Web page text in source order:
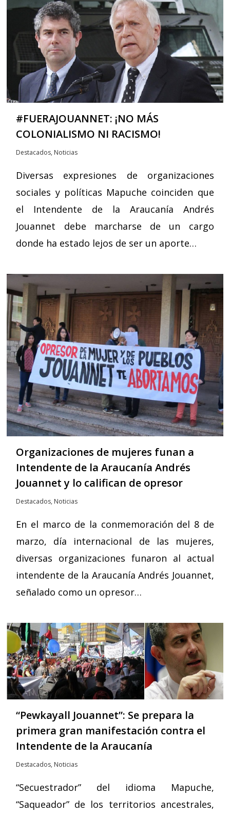
#FUERAJOUANNET: ¡NO MÁS
COLONIALISMO NI RACISMO!
Destacados, Noticias
Diversas expresiones de organizaciones
sociales y políticas Mapuche coinciden que
el Intendente de la Araucanía Andrés
Jouannet debe marcharse de un cargo
donde ha estado lejos de ser un aporte…
Organizaciones de mujeres funan a
Intendente de la Araucanía Andrés
Jouannet y lo califican de opresor
Destacados, Noticias
En el marco de la conmemoración del 8 de
marzo, día internacional de las mujeres,
diversas organizaciones funaron al actual
intendente de la Araucanía Andrés Jouannet,
señalado como un opresor…
“Pewkayall Jouannet”: Se prepara la
primera gran manifestación contra el
Intendente de la Araucanía
Destacados, Noticias
“Secuestrador” del idioma Mapuche,
“Saqueador” de los territorios ancestrales,